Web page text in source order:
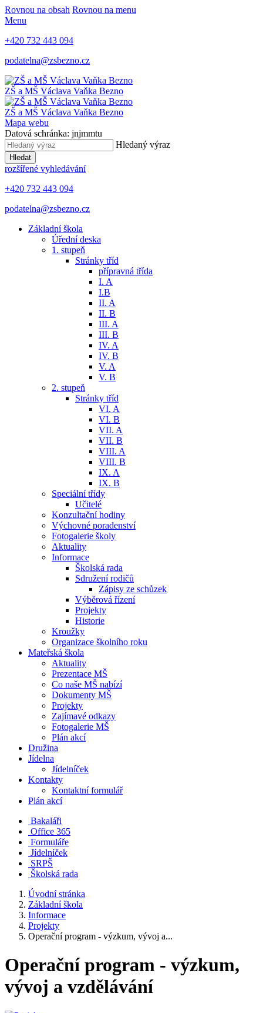
Rovnou na obsah Rovnou na menu
Menu
+420 732 443 094
podatelna@zsbezno.cz
ZŠ a MŠ Václava Vaňka Bezno
ZŠ a MŠ Václava Vaňka Bezno
Mapa webu
Datová schránka: jnjmmtu
Hledaný výraz
Hledat
rozšířené vyhledávání
+420 732 443 094
podatelna@zsbezno.cz
Základní škola
Úřední deska
1. stupeň
Stránky tříd
přípravná třída
I. A
I.B
II. A
II. B
III. A
III. B
IV. A
IV. B
V. A
V. B
2. stupeň
Stránky tříd
VI. A
VI. B
VII. A
VII. B
VIII. A
VIII. B
IX. A
IX. B
Speciální třídy
Učitelé
Konzultační hodiny
Výchovné poradenství
Fotogalerie školy
Aktuality
Informace
Školská rada
Sdružení rodičů
Zápisy ze schůzek
Výběrová řízení
Projekty
Historie
Kroužky
Organizace školního roku
Mateřská škola
Aktuality
Prezentace MŠ
Co naše MŠ nabízí
Dokumenty MŠ
Projekty
Zajímavé odkazy
Fotogalerie MŠ
Plán akcí
Družina
Jídelna
Jídelníček
Kontakty
Kontaktní formulář
Plán akcí
Bakaláři
Office 365
Formuláře
Jídelníček
SRPŠ
Školská rada
Úvodní stránka
Základní škola
Informace
Projekty
Operační program - výzkum, vývoj a...
Operační program - výzkum,
vývoj a vzdělávání